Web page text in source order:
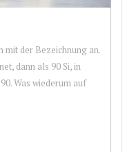
mit der Bezeichnung an.
dann als 90 Si, in
Was wiederum auf